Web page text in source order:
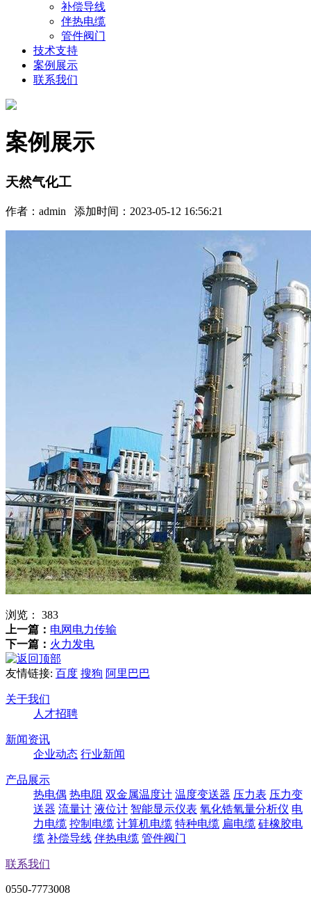
补偿导线
伴热电缆
管件阀门
技术支持
案例展示
联系我们
案例展示
天然气化工
作者： admin 添加时间：2023-05-12 16:56:21
浏览： 383
上一篇： 电网电力传输
下一篇： 火力发电
友情链接: 百度 搜狗 阿里巴巴
关于我们
人才招聘
新闻资讯
企业动态 行业新闻
产品展示
热电偶 热电阻 双金属温度计 温度变送器 压力表 压力变
送器 流量计 液位计 智能显示仪表 氧化锆氧量分析仪 电
力电缆 控制电缆 计算机电缆 特种电缆 扁电缆 硅橡胶电
缆 补偿导线 伴热电缆 管件阀门
联系我们
0550-7773008